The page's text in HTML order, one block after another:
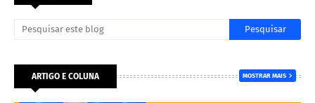
ARTIGO E COLUNA MOSTRAR MAIS